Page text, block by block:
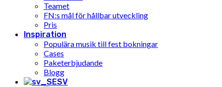
Teamet
FN:s mål för hållbar utveckling
Pris
Inspiration
Populära musik till fest bokningar
Cases
Paketerbjudande
Blogg
SV